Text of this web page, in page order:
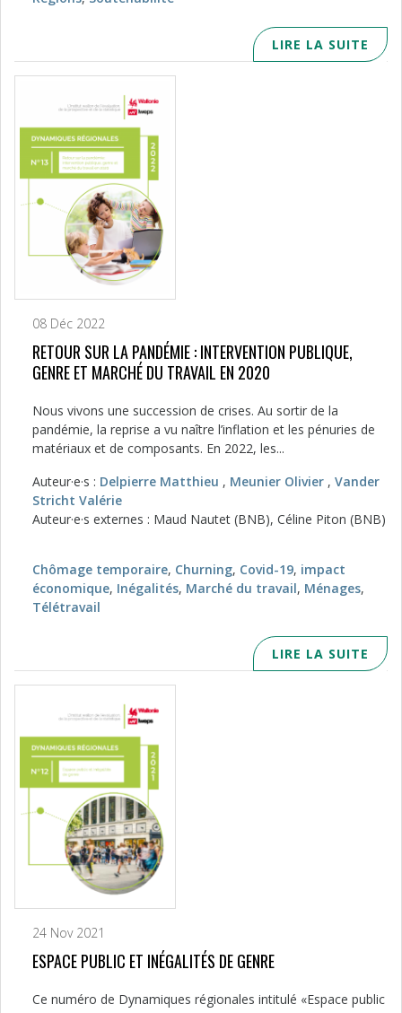
LIRE LA SUITE
08 Déc 2022
RETOUR SUR LA PANDÉMIE : INTERVENTION PUBLIQUE,
GENRE ET MARCHÉ DU TRAVAIL EN 2020
Nous vivons une succession de crises. Au sortir de la
pandémie, la reprise a vu naître l’inflation et les pénuries de
matériaux et de composants. En 2022, les...
Auteur·e·s : Delpierre Matthieu , Meunier Olivier , Vander
Stricht Valérie
Auteur·e·s externes : Maud Nautet (BNB), Céline Piton (BNB)
Chômage temporaire, Churning, Covid-19, impact
économique, Inégalités, Marché du travail, Ménages,
Télétravail
LIRE LA SUITE
24 Nov 2021
ESPACE PUBLIC ET INÉGALITÉS DE GENRE
Ce numéro de Dynamiques régionales intitulé «Espace public